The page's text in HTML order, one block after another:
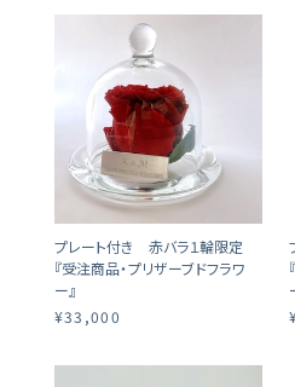
プレート付き 赤バラ１輪限定
『受注商品・プリザーブドフラワ
ー』
¥33,000